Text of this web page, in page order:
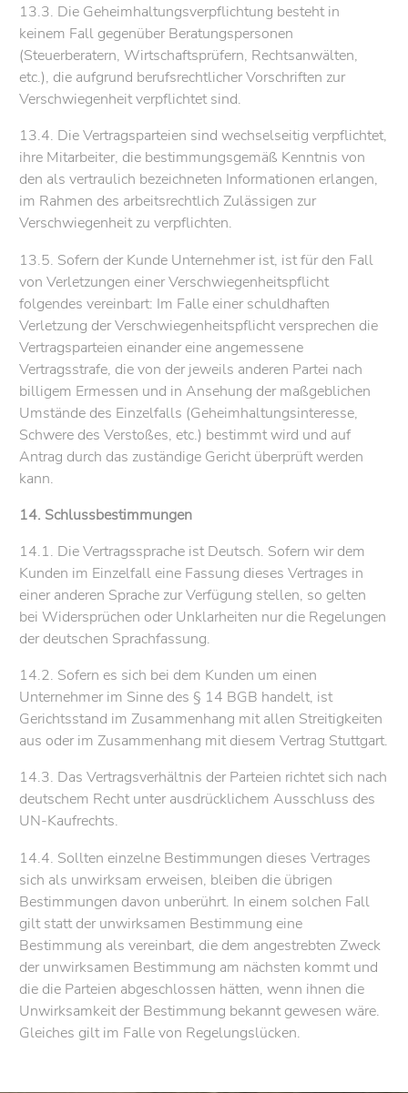
13.3. Die Geheimhaltungsverpflichtung besteht in
keinem Fall gegenüber Beratungspersonen
(Steuerberatern, Wirtschaftsprüfern, Rechtsanwälten,
etc.), die aufgrund berufsrechtlicher Vorschriften zur
Verschwiegenheit verpflichtet sind.
13.4. Die Vertragsparteien sind wechselseitig verpflichtet,
ihre Mitarbeiter, die bestimmungsgemäß Kenntnis von
den als vertraulich bezeichneten Informationen erlangen,
im Rahmen des arbeitsrechtlich Zulässigen zur
Verschwiegenheit zu verpflichten.
13.5. Sofern der Kunde Unternehmer ist, ist für den Fall
von Verletzungen einer Verschwiegenheitspflicht
folgendes vereinbart: Im Falle einer schuldhaften
Verletzung der Verschwiegenheitspflicht versprechen die
Vertragsparteien einander eine angemessene
Vertragsstrafe, die von der jeweils anderen Partei nach
billigem Ermessen und in Ansehung der maßgeblichen
Umstände des Einzelfalls (Geheimhaltungsinteresse,
Schwere des Verstoßes, etc.) bestimmt wird und auf
Antrag durch das zuständige Gericht überprüft werden
kann.
14. Schlussbestimmungen
14.1. Die Vertragssprache ist Deutsch. Sofern wir dem
Kunden im Einzelfall eine Fassung dieses Vertrages in
einer anderen Sprache zur Verfügung stellen, so gelten
bei Widersprüchen oder Unklarheiten nur die Regelungen
der deutschen Sprachfassung.
14.2. Sofern es sich bei dem Kunden um einen
Unternehmer im Sinne des § 14 BGB handelt, ist
Gerichtsstand im Zusammenhang mit allen Streitigkeiten
aus oder im Zusammenhang mit diesem Vertrag Stuttgart.
14.3. Das Vertragsverhältnis der Parteien richtet sich nach
deutschem Recht unter ausdrücklichem Ausschluss des
UN-Kaufrechts.
14.4. Sollten einzelne Bestimmungen dieses Vertrages
sich als unwirksam erweisen, bleiben die übrigen
Bestimmungen davon unberührt. In einem solchen Fall
gilt statt der unwirksamen Bestimmung eine
Bestimmung als vereinbart, die dem angestrebten Zweck
der unwirksamen Bestimmung am nächsten kommt und
die die Parteien abgeschlossen hätten, wenn ihnen die
Unwirksamkeit der Bestimmung bekannt gewesen wäre.
Gleiches gilt im Falle von Regelungslücken.